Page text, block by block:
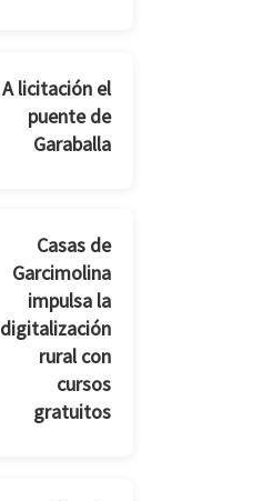
A licitación el
puente de
Garaballa
Casas de
Garcimolina
impulsa la
digitalización
rural con
cursos
gratuitos